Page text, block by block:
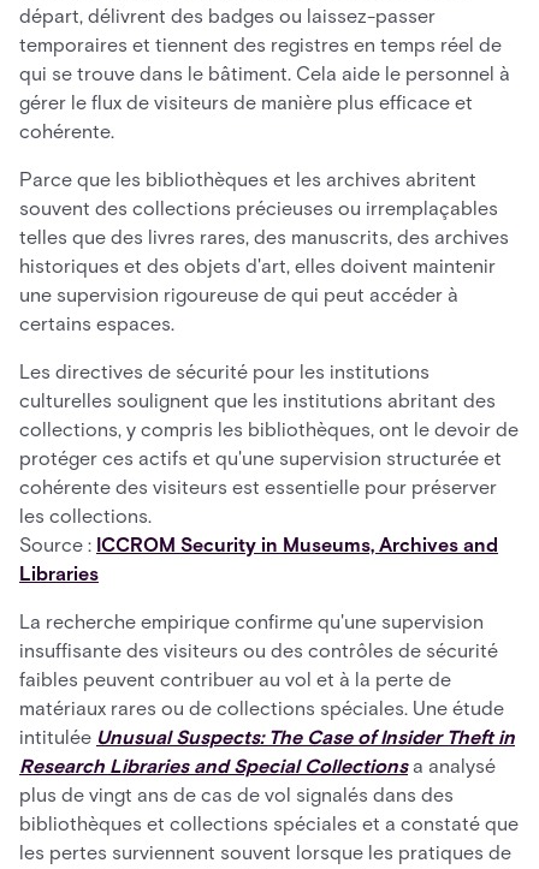
départ, délivrent des badges ou laissez-passer
temporaires et tiennent des registres en temps réel de
qui se trouve dans le bâtiment. Cela aide le personnel à
gérer le flux de visiteurs de manière plus efficace et
cohérente.
Parce que les bibliothèques et les archives abritent
souvent des collections précieuses ou irremplaçables
telles que des livres rares, des manuscrits, des archives
historiques et des objets d'art, elles doivent maintenir
une supervision rigoureuse de qui peut accéder à
certains espaces.
Les directives de sécurité pour les institutions
culturelles soulignent que les institutions abritant des
collections, y compris les bibliothèques, ont le devoir de
protéger ces actifs et qu'une supervision structurée et
cohérente des visiteurs est essentielle pour préserver
les collections.
Source : ICCROM Security in Museums, Archives and
Libraries
La recherche empirique confirme qu'une supervision
insuffisante des visiteurs ou des contrôles de sécurité
faibles peuvent contribuer au vol et à la perte de
matériaux rares ou de collections spéciales. Une étude
intitulée Unusual Suspects: The Case of Insider Theft in
Research Libraries and Special Collectionsa analysé
plus de vingt ans de cas de vol signalés dans des
bibliothèques et collections spéciales et a constaté que
les pertes surviennent souvent lorsque les pratiques de